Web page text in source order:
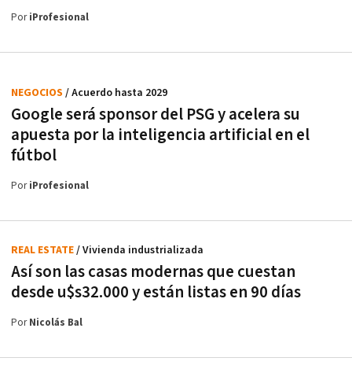
PoriProfesional
Google será sponsor del PSG y acelera su
apuesta por la inteligencia artificial en el
fútbol
NEGOCIOS / Acuerdo hasta 2029
PoriProfesional
Así son las casas modernas que cuestan
desde u$s32.000 y están listas en 90 días
REAL ESTATE/ Vivienda industrializada
PorNicolás Bal